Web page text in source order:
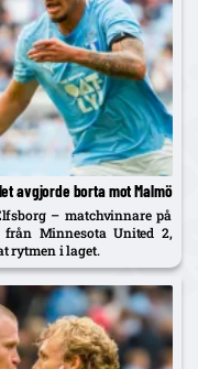
avgjorde borta mot Malmö
– matchvinnare på
från Minnesota United 2,
rytmen i laget.